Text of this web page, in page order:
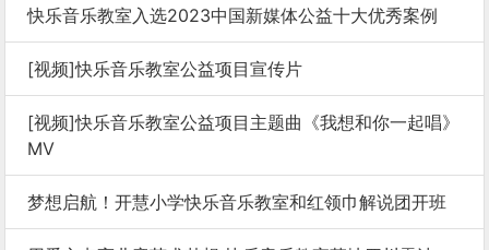
快乐音乐教室入选2023中国新媒体公益十大优秀案例
[视频]快乐音乐教室公益项目宣传片
[视频]快乐音乐教室公益项目主题曲《我想和你一起唱》
MV
梦想启航！开慧小学快乐音乐教室和红领巾解说团开班